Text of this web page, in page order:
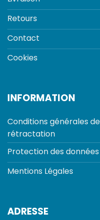
Retours
Contact
Cookies
INFORMATION
Conditions générales
rétractation
Protection des données
Mentions Légales
ADRESSE